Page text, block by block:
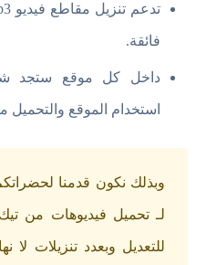
فائقة.
داخل كل موقع ستجد
استخدام الموقع والتحميل
وبذلك نكون قدمنا
لـ تحميل فيديوهات من
للتعديل وبعدد تنزيلات لا